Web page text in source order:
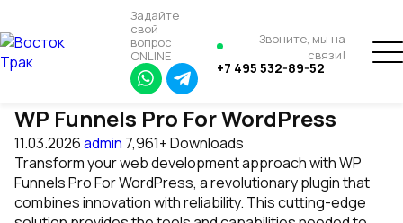
Задайте
свой
вопрос
ONLINE
Звоните, мы на
связи!
+7 495 532-89-52
WP Funnels Pro For WordPress
11.03.2026admin 7,961+ Downloads
Transform your web development approach with WP
Funnels Pro For WordPress, a revolutionary plugin that
combines innovation with reliability. This cutting-edge